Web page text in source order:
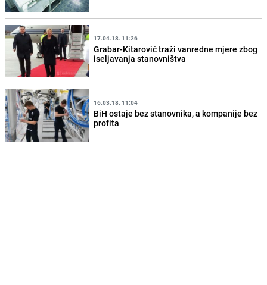
17.04.18. 11:26
Grabar-Kitarović traži vanredne mjere zbog
iseljavanja stanovništva
16.03.18. 11:04
BiH ostaje bez stanovnika, a kompanije bez
profita